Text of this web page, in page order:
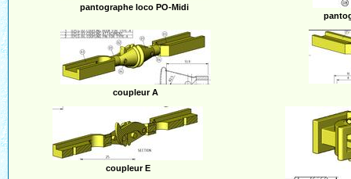
pantographe loco PO-Midi
coupleur A
coupleur E